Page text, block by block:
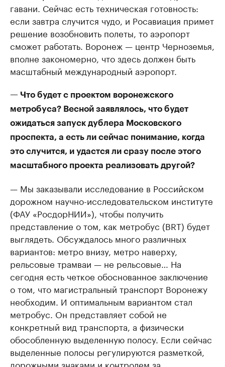
гавани. Сейчас есть техническая готовность:
если завтра случится чудо, и Росавиация примет
решение возобновить полеты, то аэропорт
сможет работать. Воронеж — центр Черноземья,
вполне закономерно, что здесь должен быть
масштабный международный аэропорт.
— Что будет с проектом воронежского
метробуса? Весной заявлялось, что будет
ожидаться запуск дублера Московского
проспекта, а есть ли сейчас понимание, когда
это случится, и удастся ли сразу после этого
масштабного проекта реализовать другой?
— Мы заказывали исследование в Российском
дорожном научно-исследовательском институте
(ФАУ «РосдорНИИ»), чтобы получить
представление о том, как метробус (BRT) будет
выглядеть. Обсуждалось много различных
вариантов: метро внизу, метро наверху,
рельсовые трамваи — не рельсовые… На
сегодня есть четкое обоснованное заключение
о том, что магистральный транспорт Воронежу
необходим. И оптимальным вариантом стал
метробус. Он представляет собой не
конкретный вид транспорта, а физически
обособленную выделенную полосу. Если сейчас
выделенные полосы регулируются разметкой,
дорожными знаками и контролем за